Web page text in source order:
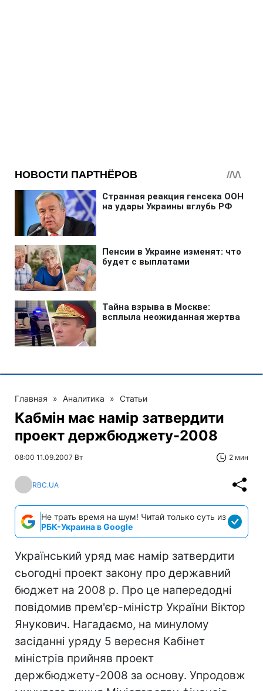
Главная » Аналитика » Статьи
Кабмін має намір затвердити
проект держбюджету-2008
08:00 11.09.2007 Вт 2 мин
RBC.UA
Не трать время на шум! Читай только суть из
РБК-Украина в Google
Український уряд має намір затвердити
сьогодні проект закону про державний
бюджет на 2008 р. Про це напередодні
повідомив прем'єр-міністр України Віктор
Янукович. Нагадаємо, на минулому
засіданні уряду 5 вересня Кабінет
міністрів прийняв проект
держбюджету-2008 за основу. Упродовж